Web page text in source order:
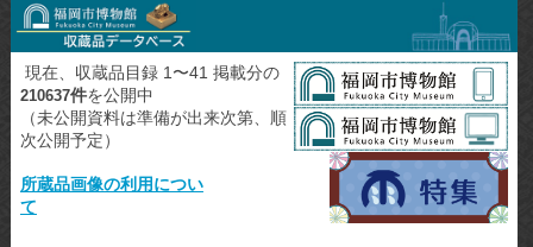
現在、収蔵品目録 1〜41 掲載分の
210637件を公開中
（未公開資料は準備が出来次第、順
次公開予定）
所蔵品画像の利用につい
て